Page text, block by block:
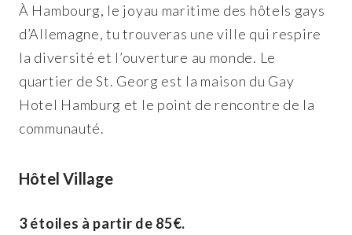
À Hambourg, le joyau maritime des hôtels gays
d’Allemagne, tu trouveras une ville qui respire
la diversité et l’ouverture au monde. Le
quartier de St. Georg est la maison du Gay
Hotel Hamburg et le point de rencontre de la
communauté.
Hôtel Village
3 étoiles à partir de 85€.